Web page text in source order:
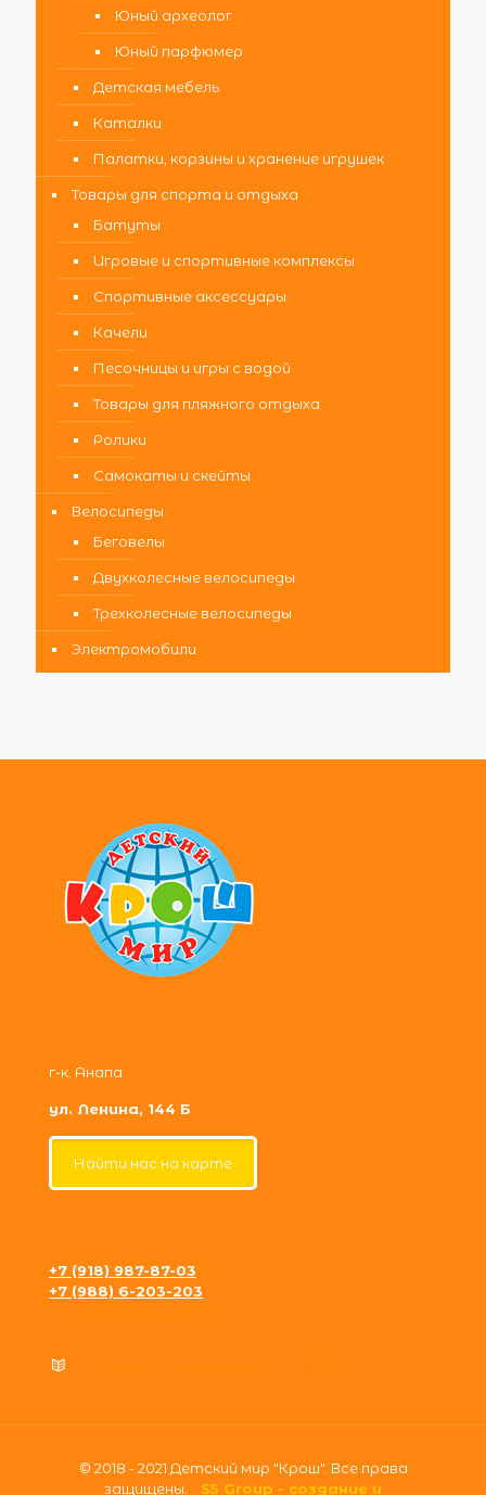
Юный археолог
Юный парфюмер
Детская мебель
Каталки
Палатки, корзины и хранение игрушек
Товары для спорта и отдыха
Батуты
Игровые и спортивные комплексы
Спортивные аксессуары
Качели
Песочницы и игры с водой
Товары для пляжного отдыха
Ролики
Самокаты и скейты
Велосипеды
Беговелы
Двухколесные велосипеды
Трехколесные велосипеды
Электромобили
г-к. Анапа
ул. Ленина, 144 Б
Найти нас на карте
+7 (918) 987-87-03
+7 (988) 6-203-203
© 2018 - 2021 Детский мир "Крош". Все права
защищены. S5 Group - создание и